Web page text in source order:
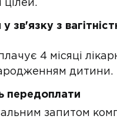
цілей.
зв'язку з
4 місяці
дитини.
передоплати​
запитом